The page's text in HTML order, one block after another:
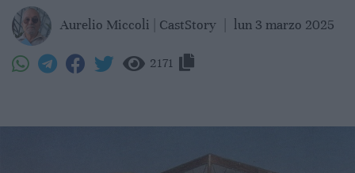
Aurelio Miccoli | CastStory lun 3 marzo 2025
2171